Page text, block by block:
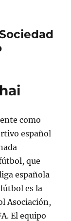
como
español
que
española
es la
Asociación,
El equipo